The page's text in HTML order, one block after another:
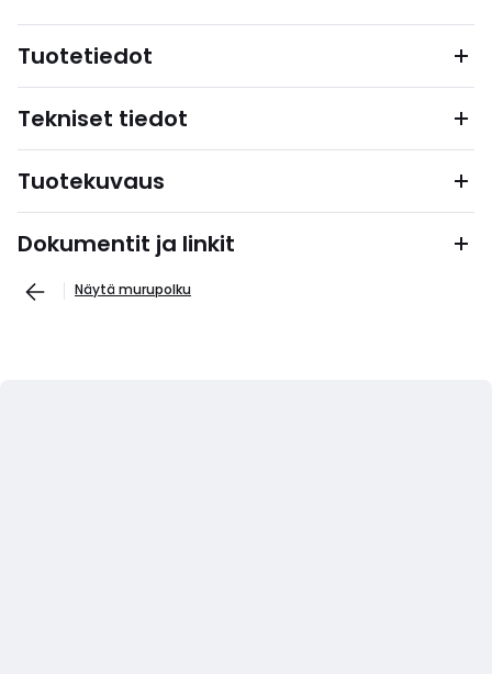
Tuotetiedot
Tekniset tiedot
Tuotekuvaus
Dokumentit ja linkit
Näytä murupolku